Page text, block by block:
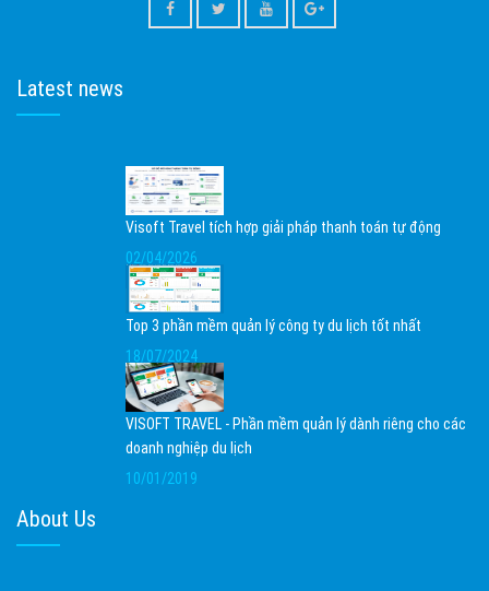
Latest news
Visoft Travel tích hợp giải pháp thanh toán tự động
02/04/2026
Top 3 phần mềm quản lý công ty du lịch tốt nhất
18/07/2024
VISOFT TRAVEL - Phần mềm quản lý dành riêng cho các
doanh nghiệp du lịch
10/01/2019
About Us